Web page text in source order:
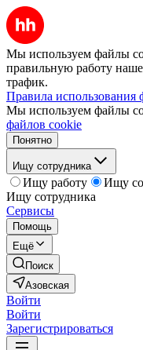
Мы используем файлы
правильную работу
трафик.
Правила использования
Мы используем файлы
файлов cookie
Понятно
Ищу сотрудника
Ищу работу
Ищу
Ищу сотрудника
Сервисы
Помощь
Ещё
Поиск
Азовская
Войти
Войти
Зарегистрироваться